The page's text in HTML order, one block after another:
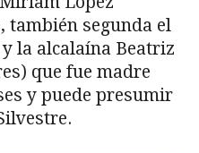
también segunda el
la alcalaína Beatriz
que fue madre
y puede presumir